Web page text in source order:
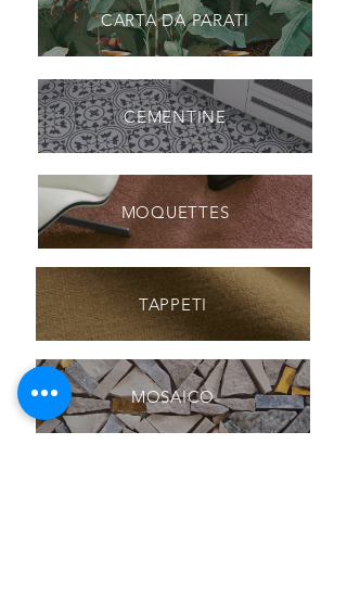
CARTA DA PARATI
CEMENTINE
MOQUETTES
TAPPETI
MOSAICO